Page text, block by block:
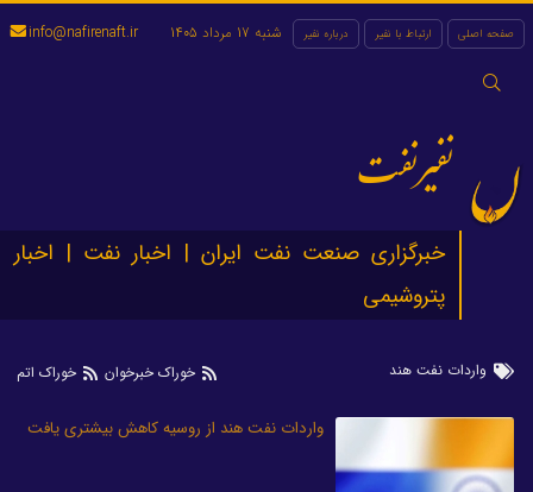
صفحه اصلی ارتباط با نفیر درباره نفیر
جستجو
شنبه 17 مرداد 1405 info@nafirenaft.ir
نفیرنفت
خبرگزاری صنعت نفت ایران | اخبار نفت | اخبار
پتروشیمی
واردات نفت هند خوراک خبرخوان خوراک اتم
واردات نفت هند از روسیه کاهش بیشتری یافت